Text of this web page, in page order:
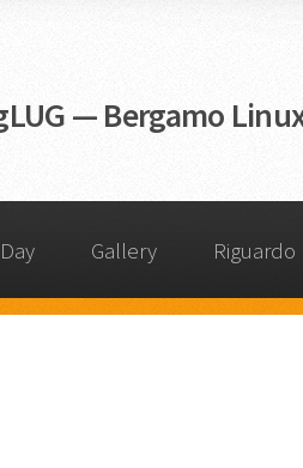
— Bergamo
Gallery Riguardo